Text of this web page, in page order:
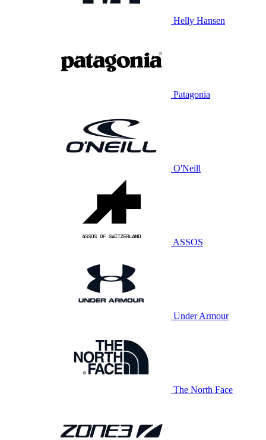
Helly Hansen
Patagonia
O'Neill
ASSOS
Under Armour
The North Face